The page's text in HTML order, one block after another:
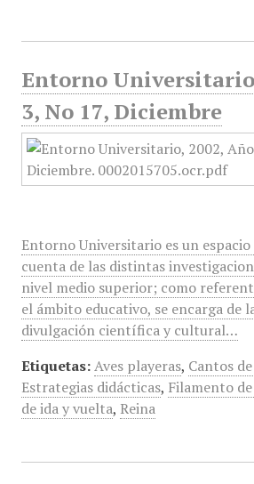
Entorno
3, No 17, Diciembre
Entorno Universitario es un
cuenta de las distintas
nivel medio superior; como
el ámbito educativo, se encarga de
divulgación científica y cultural…
Etiquetas: Aves playeras, Cantos
Estrategias didácticas, Filamento
de ida y vuelta, Reina